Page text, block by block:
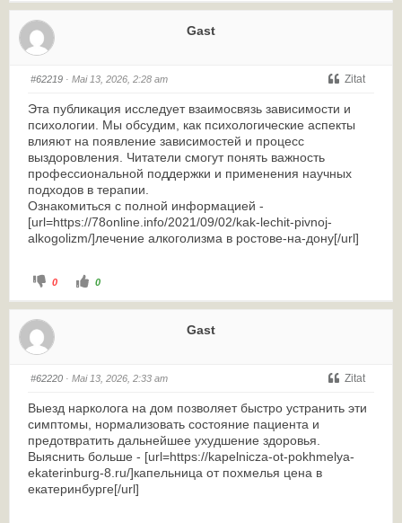
Gast
#62219 · Mai 13, 2026, 2:28 am Zitat
Эта публикация исследует взаимосвязь зависимости и
психологии. Мы обсудим, как психологические аспекты
влияют на появление зависимостей и процесс
выздоровления. Читатели смогут понять важность
профессиональной поддержки и применения научных
подходов в терапии.
Ознакомиться с полной информацией -
[url=https://78online.info/2021/09/02/kak-lechit-pivnoj-
alkogolizm/]лечение алкоголизма в ростове-на-дону[/url]
0 0
Gast
#62220 · Mai 13, 2026, 2:33 am Zitat
Выезд нарколога на дом позволяет быстро устранить эти
симптомы, нормализовать состояние пациента и
предотвратить дальнейшее ухудшение здоровья.
Выяснить больше - [url=https://kapelnicza-ot-pokhmelya-
ekaterinburg-8.ru/]капельница от похмелья цена в
екатеринбурге[/url]